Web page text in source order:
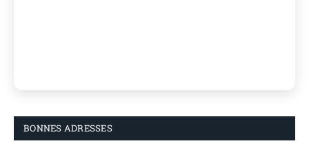
BONNES ADRESSES